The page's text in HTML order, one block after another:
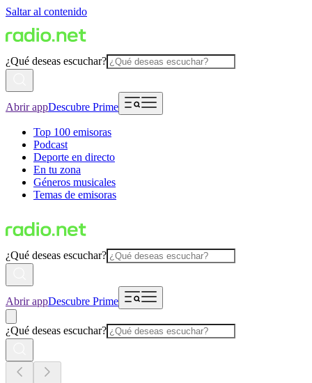
Saltar al contenido
¿Qué deseas escuchar?
Abrir appDescubre Prime
Top 100 emisoras
Podcast
Deporte en directo
En tu zona
Géneros musicales
Temas de emisoras
¿Qué deseas escuchar?
Abrir appDescubre Prime
¿Qué deseas escuchar?